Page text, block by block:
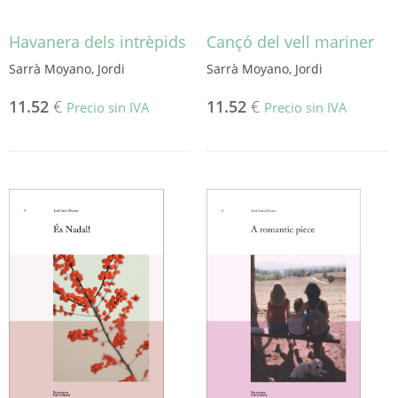
Havanera dels intrèpids
Sarrà Moyano, Jordi
11.52 € Precio sin IVA
Cançó del vell mariner
Sarrà Moyano, Jordi
11.52 € Precio sin IVA